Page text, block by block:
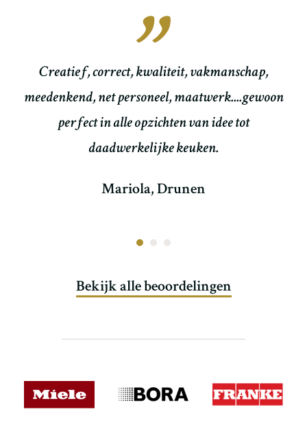
Creatief, correct, kwaliteit, vakmanschap,
meedenkend, net personeel, maatwerk....gewoon
perfect in alle opzichten van idee tot
daadwerkelijke keuken.
Mariola, Drunen
Bekijk alle beoordelingen